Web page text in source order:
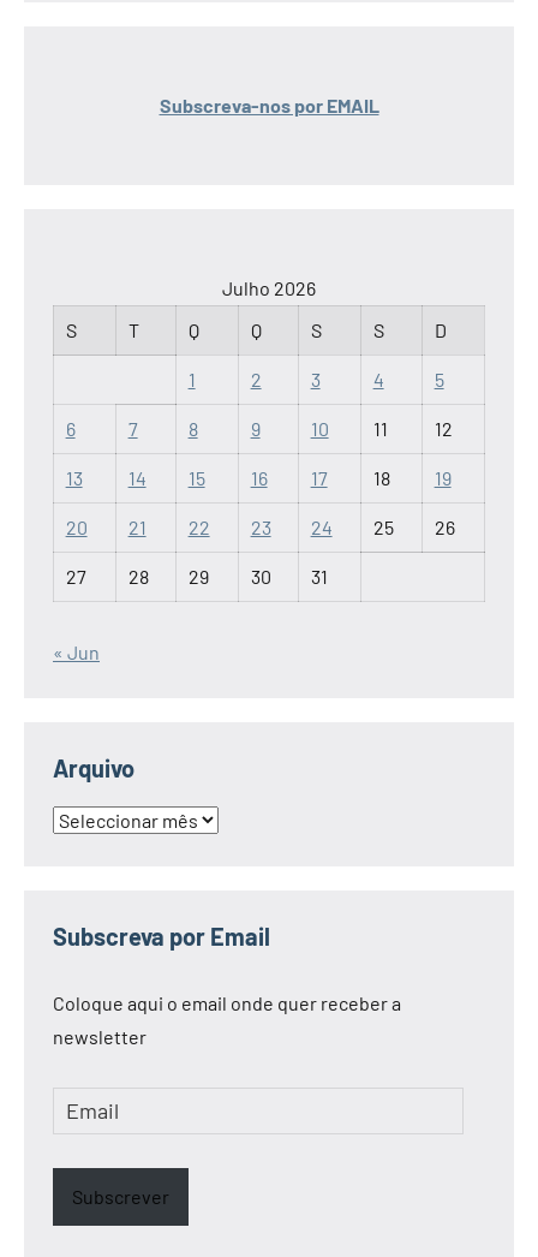
Subscreva-nos por EMAIL
Julho 2026
S
T Q Q S S D
1 2 3 4 5
6 7 8 9 10 11 12
13 14 15 16 17 18 19
20 21 22 23 24 25 26
27 28 29 30 31
« Jun
Arquivo
Arquivo
Subscreva por Email
Coloque aqui o email onde quer receber a
newsletter
Email
Subscrever